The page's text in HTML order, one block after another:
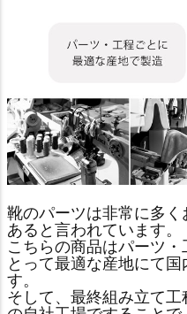
靴のパーツは非常に多
あると言われています。
こちらの商品はパーツ
とって最適な産地にて
す。
そして、最終組み立て